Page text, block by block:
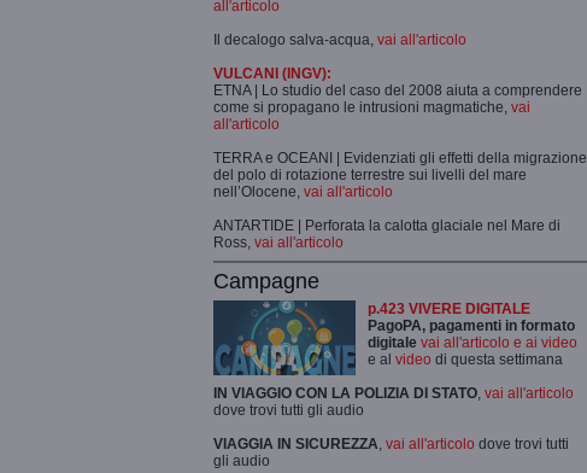
all'articolo
Il decalogo salva-acqua, vai all'articolo
VULCANI (INGV):
ETNA | Lo studio del caso del 2008 aiuta a comprendere
come si propagano le intrusioni magmatiche, vai
all'articolo
TERRA e OCEANI | Evidenziati gli effetti della migrazione
del polo di rotazione terrestre sui livelli del mare
nell’Olocene, vai all'articolo
ANTARTIDE | Perforata la calotta glaciale nel Mare di
Ross, vai all'articolo
Campagne
p.423 VIVERE DIGITALE
PagoPA, pagamenti in formato
digitale vai all'articolo e ai video
e al video di questa settimana
IN VIAGGIO CON LA POLIZIA DI STATO, vai all'articolo
dove trovi tutti gli audio
VIAGGIA IN SICUREZZA, vai all'articolo dove trovi tutti
gli audio